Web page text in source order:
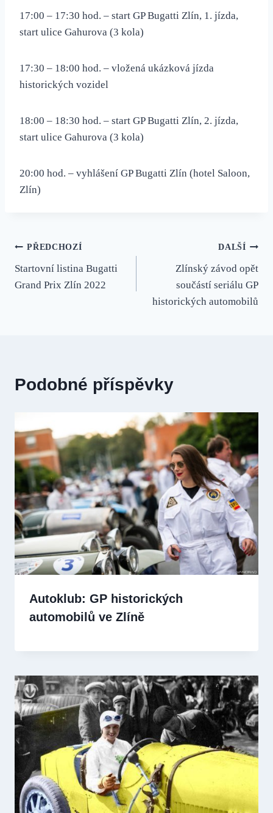
17:00 – 17:30 hod. – start GP Bugatti Zlín, 1. jízda,
start ulice Gahurova (3 kola)
17:30 – 18:00 hod. – vložená ukázková jízda
historických vozidel
18:00 – 18:30 hod. – start GP Bugatti Zlín, 2. jízda,
start ulice Gahurova (3 kola)
20:00 hod. – vyhlášení GP Bugatti Zlín (hotel Saloon,
Zlín)
Navigace
pro
PŘEDCHOZÍ
Startovní listina Bugatti
Grand Prix Zlín 2022
DALŠÍ
Zlínský závod opět
součástí seriálu GP
historických automobilů
Podobné příspěvky
Autoklub: GP historických
automobilů ve Zlíně